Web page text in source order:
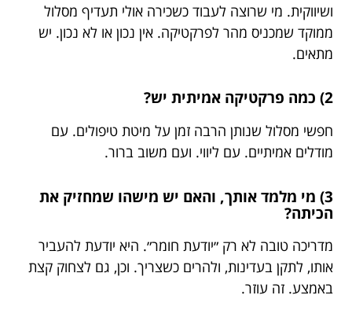
ושיווקית. מי שרוצה לעבוד כשכירה אולי תעדיף מסלול
ממוקד שמכניס מהר לפרקטיקה. אין נכון או לא נכון. יש
מתאים.
2) כמה פרקטיקה אמיתית יש?
חפשי מסלול שנותן הרבה זמן על מיטת טיפולים. עם
מודלים אמיתיים. עם ליווי. ועם משוב ברור.
3) מי מלמד אותך, והאם יש מישהו שמחזיק את
הכיתה?
מדריכה טובה לא רק ״יודעת חומר״. היא יודעת להעביר
אותו, לתקן בעדינות, ולהרים כשצריך. וכן, גם לצחוק קצת
באמצע. זה עוזר.